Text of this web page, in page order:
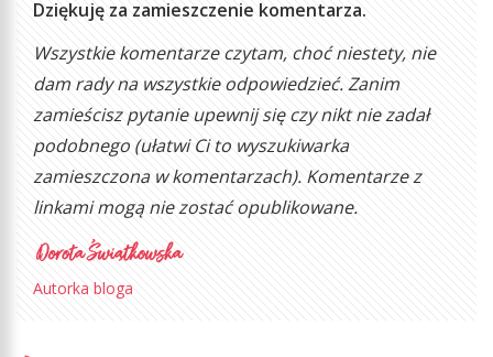
Dziękuję za zamieszczenie komentarza.
Wszystkie komentarze czytam, choć niestety, nie
dam rady na wszystkie odpowiedzieć. Zanim
zamieścisz pytanie upewnij się czy nikt nie zadał
podobnego (ułatwi Ci to wyszukiwarka
zamieszczona w komentarzach). Komentarze z
linkami mogą nie zostać opublikowane.
Autorka bloga